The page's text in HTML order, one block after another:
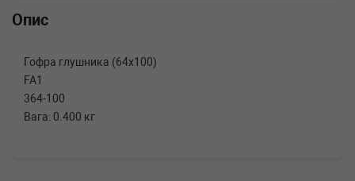
Опис
Гофра глушника (64x100)
FA1
364-100
Вага: 0.400 кг